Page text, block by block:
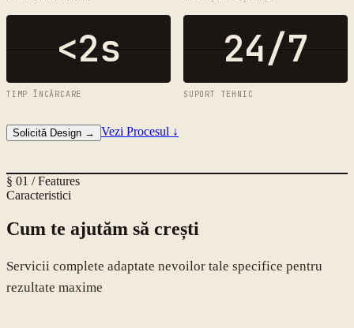
<2s
TIMP ÎNCĂRCARE
24/7
SUPORT TEHNIC
Solicită Design → Vezi Procesul ↓
§ 01 / Features
Caracteristici
Cum te ajutăm să crești
Servicii complete adaptate nevoilor tale specifice pentru
rezultate maxime